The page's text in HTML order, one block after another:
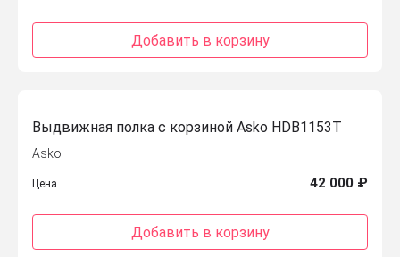
Добавить в корзину
Выдвижная полка с корзиной Asko HDB1153T
Asko
Цена 42 000 ₽
Добавить в корзину